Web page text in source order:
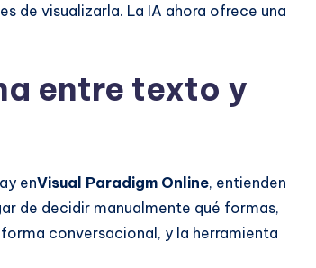
de visualizarla. La IA ahora ofrece una
entre texto y
enVisual Paradigm Online, entienden
de decidir manualmente qué formas,
conversacional, y la herramienta